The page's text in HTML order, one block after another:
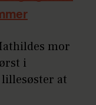
mor
i
lillesøster at